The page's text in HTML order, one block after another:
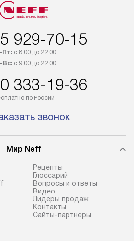
может быть
в Санкт-
бесплатно
в городе
по монтажу
гарантия в
929-70-15
Пт:с 8:00 до 22:00
Вс:с 9:00 до 22:00
333-19-36
по России
звонок
Мир Neff
Рецепты
Глоссарий
Вопросы и ответы
Видео
Лидеры продаж
Контакты
Сайты-партнеры